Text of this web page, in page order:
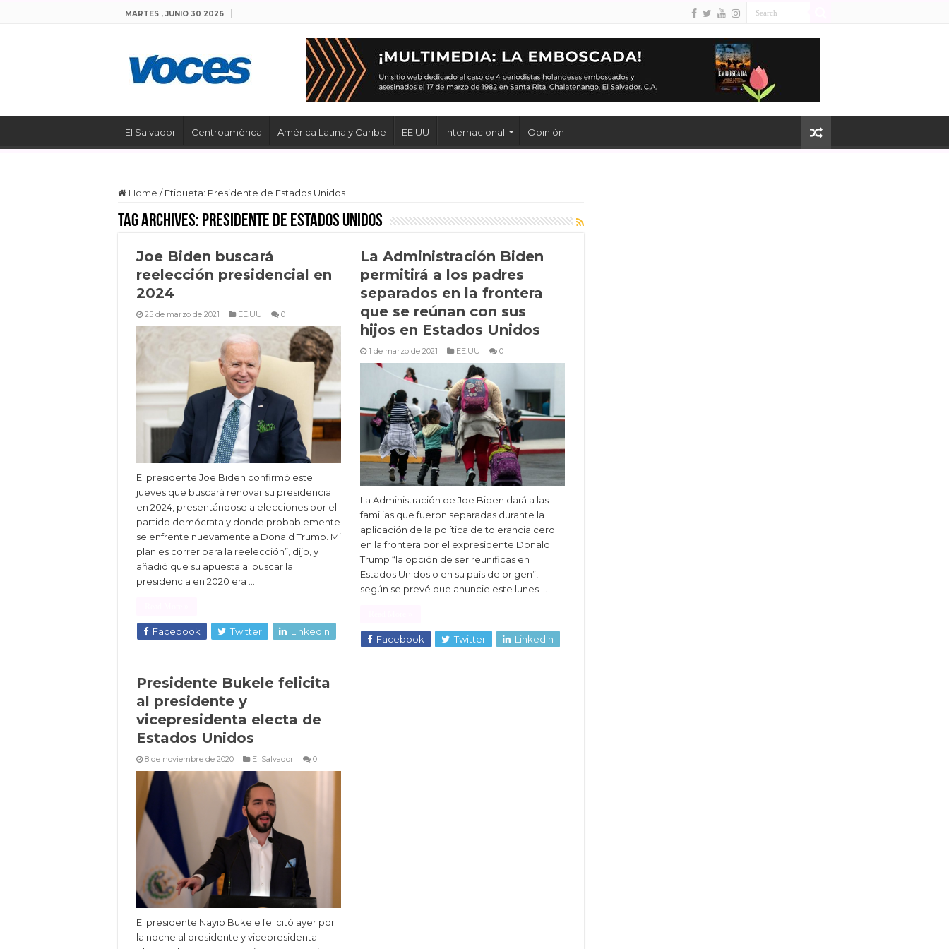
MARTES , JUNIO 30 2026
El Salvador Centroamérica América Latina y Caribe EE.UU Internacional Opinión
Home / Etiqueta: Presidente de Estados Unidos
Tag Archives: Presidente de Estados Unidos
Joe Biden buscará
reelección presidencial en
2024
25 de marzo de 2021 EE.UU 0
El presidente Joe Biden confirmó este
jueves que buscará renovar su presidencia
en 2024, presentándose a elecciones por el
partido demócrata y donde probablemente
se enfrente nuevamente a Donald Trump. Mi
plan es correr para la reelección”, dijo, y
añadió que su apuesta al buscar la
presidencia en 2020 era …
Facebook Twitter LinkedIn
La Administración Biden
permitirá a los padres
separados en la frontera
que se reúnan con sus
hijos en Estados Unidos
1 de marzo de 2021 EE.UU 0
La Administración de Joe Biden dará a las
familias que fueron separadas durante la
aplicación de la política de tolerancia cero
en la frontera por el expresidente Donald
Trump “la opción de ser reunificas en
Estados Unidos o en su país de origen”,
según se prevé que anuncie este lunes …
Facebook Twitter LinkedIn
Presidente Bukele felicita
al presidente y
vicepresidenta electa de
Estados Unidos
8 de noviembre de 2020 El Salvador 0
El presidente Nayib Bukele felicitó ayer por
la noche al presidente y vicepresidenta